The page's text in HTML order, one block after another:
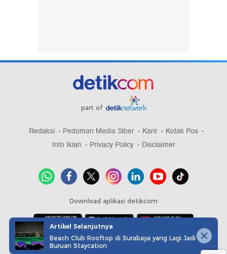
part of
Redaksi Pedoman Media Siber Karir
Kotak Pos
Info Iklan
Privacy Policy Disclaimer
Download aplikasi detikcom
Copyright @ 2026 detikcom, All right reserved
Artikel Selanjutnya
Beach Club Rooftop di Surabaya yang Lagi Jadi
Buruan Staycation